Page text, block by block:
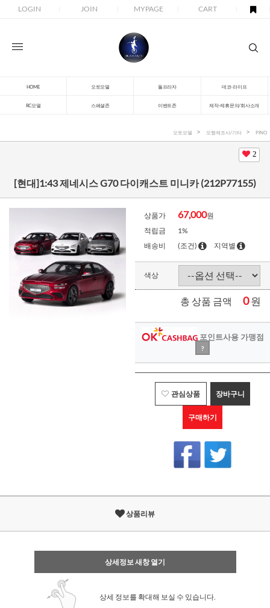
LOGIN JOIN MYPAGE CART
HOME 오토모델 돌프라자 데코-라이프
RC모델 스페셜존 이벤트존 제작-제휴문의/회사소개
오토모델 모형제조사/기타 PINO
2
[현대]1:43 제네시스 G70 다이캐스트 미니카 (212P77155)
상품가 67,000원
적립금
1%
배송비
(조건) 지역별
색상
총 상품 금액 0원
포인트사용 가맹점
?
관심상품 장바구니
구매하기
상품리뷰
상세정보 새창 열기
상세 정보를 확대해 보실 수 있습니다.